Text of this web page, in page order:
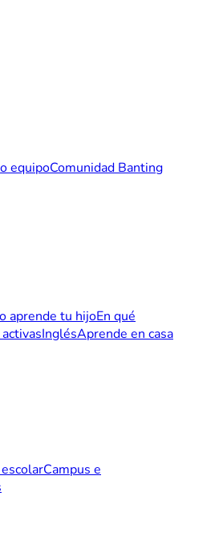
equipoComunidad Banting
aprende tu hijoEn qué
InglésAprende en casa
Campus e